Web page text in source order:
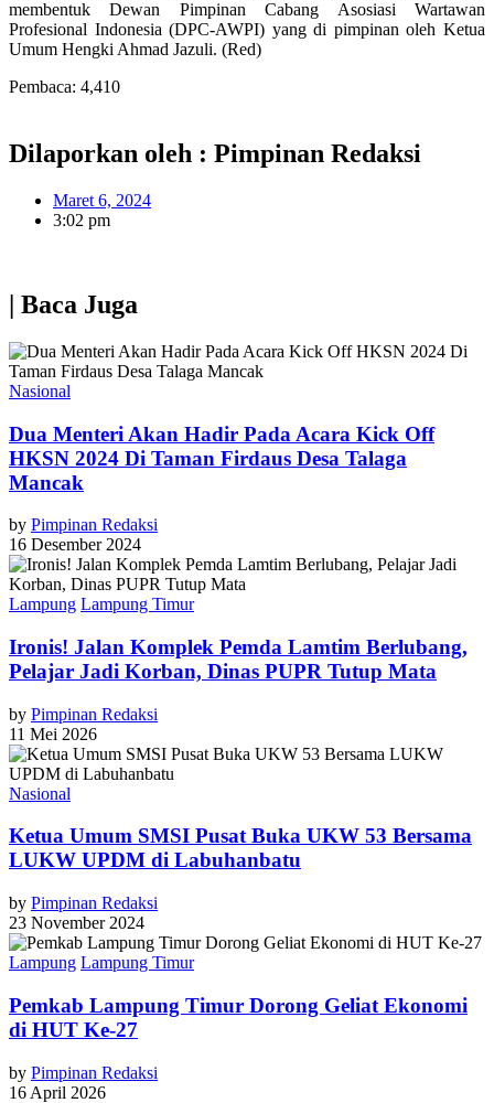
membentuk Dewan Pimpinan Cabang Asosiasi Wartawan
Profesional Indonesia (DPC-AWPI) yang di pimpinan oleh Ketua
Umum Hengki Ahmad Jazuli. (Red)
Pembaca: 4,410
Dilaporkan oleh : Pimpinan Redaksi
Maret 6, 2024
3:02 pm
| Baca Juga
Nasional
Dua Menteri Akan Hadir Pada Acara Kick Off
HKSN 2024 Di Taman Firdaus Desa Talaga
Mancak
by Pimpinan Redaksi
16 Desember 2024
Lampung Lampung Timur
Ironis! Jalan Komplek Pemda Lamtim Berlubang,
Pelajar Jadi Korban, Dinas PUPR Tutup Mata
by Pimpinan Redaksi
11 Mei 2026
Nasional
Ketua Umum SMSI Pusat Buka UKW 53 Bersama
LUKW UPDM di Labuhanbatu
by Pimpinan Redaksi
23 November 2024
Lampung Lampung Timur
Pemkab Lampung Timur Dorong Geliat Ekonomi
di HUT Ke-27
by Pimpinan Redaksi
16 April 2026